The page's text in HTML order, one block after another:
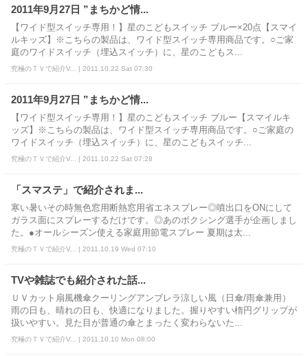
2011年9月27日 ”まちかど情...
【ワイド型スイッチ専用！】星のこどもスイッチ ブルー×20点【スマイ
ルキッズ】※こちらの製品は、ワイド型スイッチ専用商品です。○ご家
庭のワイドスイッチ（埋込スイッチ）に、星のこどもス...
究極のＴＶで紹介V... | 2011.10.22 Sat 07:30
2011年9月27日 ”まちかど情...
【ワイド型スイッチ専用！】星のこどもスイッチ ブルー【スマイルキ
ッズ】※こちらの製品は、ワイド型スイッチ専用商品です。○ご家庭の
ワイドスイッチ（埋込スイッチ）に、星のこどもスイッチ...
究極のＴＶで紹介V... | 2011.10.22 Sat 07:28
「スマステ」で紹介されま...
寒い暑いその時無色窓用断熱窓用省エネスプレー◎噴出口をONにして
ガラス面にスプレーするだけです。◎あのボクシング選手が企画しまし
た。●オールシーズン使える家庭用節電スプレー 夏期は太...
究極のＴＶで紹介V... | 2011.10.19 Wed 07:10
TVや雑誌でも紹介された話...
ＵＶカット扇風機傘クーリングアンブレラ涼しい風（日傘/雨傘兼用）
雨の日も、晴れの日も、快適になりました。握りやすい楕円グリップが
扱いやすい。見た目が普通の傘とまったく変わらないた...
究極のＴＶで紹介V... | 2011.10.10 Mon 08:00